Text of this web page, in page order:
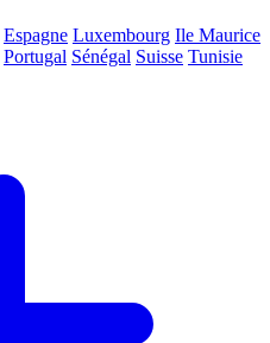
Espagne Luxembourg Ile Maurice
Portugal Sénégal Suisse Tunisie